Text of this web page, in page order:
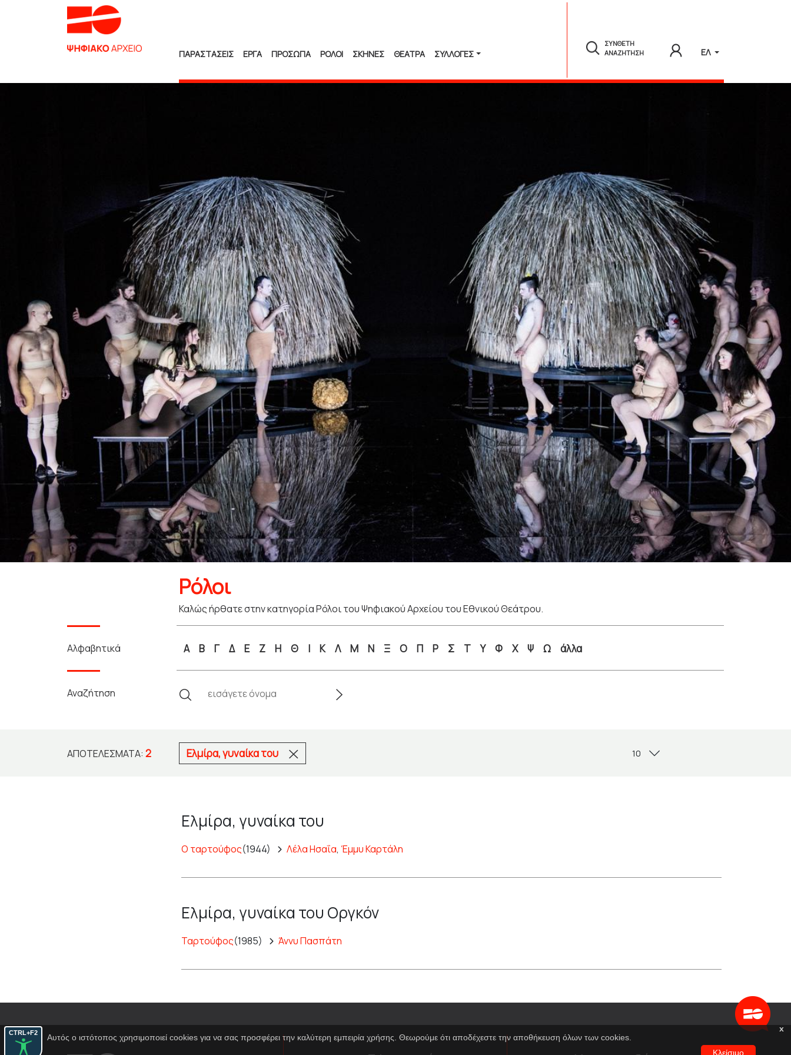
CTRL+F2
ΠΑΡΑΣΤΑΣΕΙΣ ΕΡΓΑ ΠΡΟΣΩΠΑ ΡΟΛΟΙ ΣΚΗΝΕΣ ΘΕΑΤΡΑ ΣΥΛΛΟΓΈΣ
ΣΥΝΘΕΤΗ
ΑΝΑΖΗΤΗΣΗ
ΕΛ
Ρόλοι
Καλώς ήρθατε στην κατηγορία Ρόλοι του Ψηφιακού Αρχείου του Εθνικού Θεάτρου.
Αλφαβητικά Α Β Γ Δ Ε Ζ Η Θ Ι Κ Λ Μ Ν Ξ Ο Π Ρ Σ Τ Υ Φ Χ Ψ Ω άλλα
Αναζήτηση
ΑΠΟΤΕΛΈΣΜΑΤΑ: 2 Ελμίρα, γυναίκα του
Ελμίρα, γυναίκα του
Ο ταρτούφος(1944) Λέλα Ησαΐα, Έμμυ Καρτάλη
Ελμίρα, γυναίκα του Οργκόν
Ταρτούφος(1985) Άννυ Πασπάτη
x
Αυτός ο ιστότοπος χρησιμοποιεί cookies για να σας προσφέρει την καλύτερη εμπειρία χρήσης. Θεωρούμε ότι αποδέχεστε την αποθήκευση όλων των cookies.
Κλείσιμο